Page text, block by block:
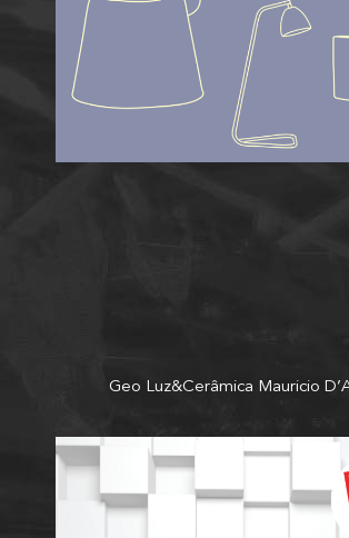
Geo Luz&Cerâmica Mauricio